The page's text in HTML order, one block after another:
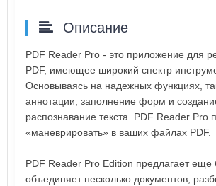
Описание
PDF Reader Pro - это приложение для
PDF, имеющее широкий спектр
Основываясь на надежных функциях,
аннотации, заполнение форм и
распознавание текста. PDF Reader Pro
«маневрировать» в ваших файлах PDF.
PDF Reader Pro Edition предлагает еще
объединяет несколько документов,